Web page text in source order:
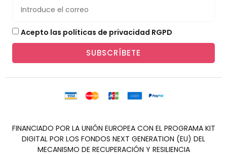
Acepto las políticas de privacidad RGPD
SUBSCRÍBETE
FINANCIADO POR LA UNIÓN EUROPEA CON EL PROGRAMA KIT
DIGITAL POR LOS FONDOS NEXT GENERATION (EU) DEL
MECANISMO DE RECUPERACIÓN Y RESILIENCIA